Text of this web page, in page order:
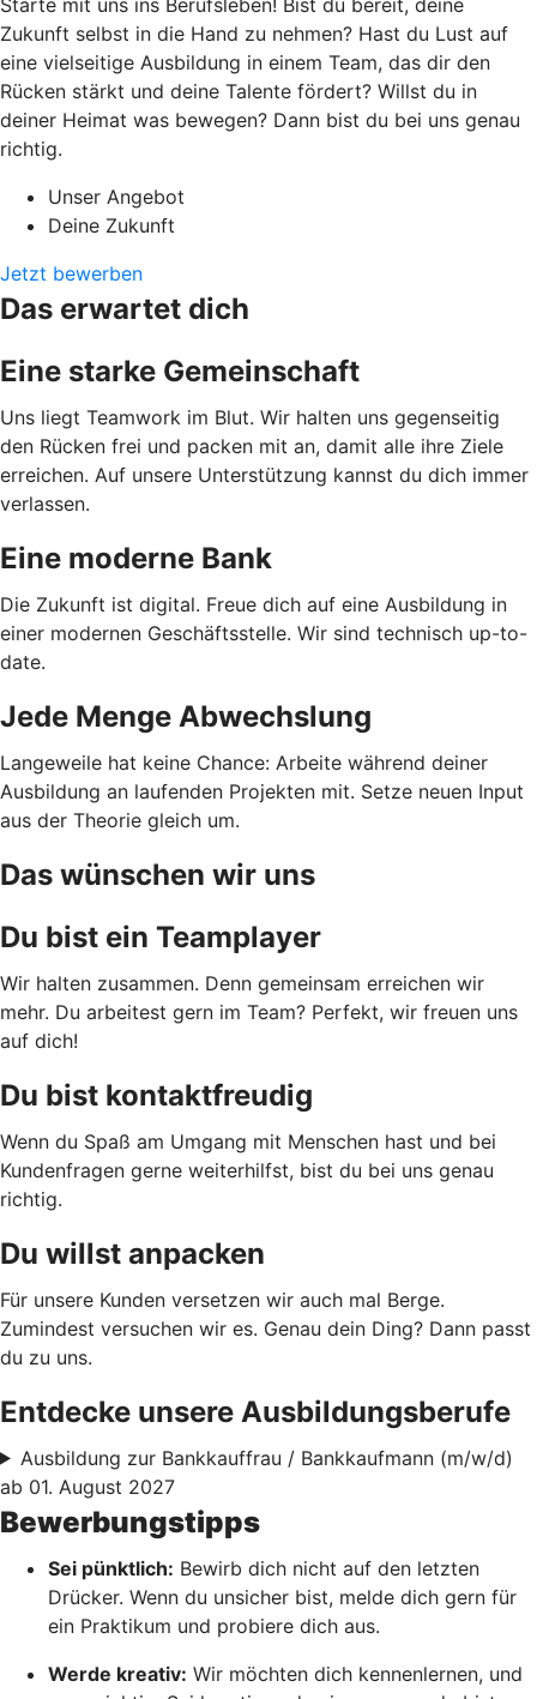
Zukunft selbst in die Hand zu nehmen? Hast du Lust auf
eine vielseitige Ausbildung in einem Team, das dir den
Rücken stärkt und deine Talente fördert? Willst du in
deiner Heimat was bewegen? Dann bist du bei uns genau
richtig.
Unser Angebot
Deine Zukunft
Jetzt bewerben
Das erwartet dich
Eine starke Gemeinschaft
Uns liegt Teamwork im Blut. Wir halten uns gegenseitig
den Rücken frei und packen mit an, damit alle ihre Ziele
erreichen. Auf unsere Unterstützung kannst du dich immer
verlassen.
Eine moderne Bank
Die Zukunft ist digital. Freue dich auf eine Ausbildung in
einer modernen Geschäftsstelle. Wir sind technisch up-to-
date.
Jede Menge Abwechslung
Langeweile hat keine Chance: Arbeite während deiner
Ausbildung an laufenden Projekten mit. Setze neuen Input
aus der Theorie gleich um.
Das wünschen wir uns
Du bist ein Teamplayer
Wir halten zusammen. Denn gemeinsam erreichen wir
mehr. Du arbeitest gern im Team? Perfekt, wir freuen uns
auf dich!
Du bist kontaktfreudig
Wenn du Spaß am Umgang mit Menschen hast und bei
Kundenfragen gerne weiterhilfst, bist du bei uns genau
richtig.
Du willst anpacken
Für unsere Kunden versetzen wir auch mal Berge.
Zumindest versuchen wir es. Genau dein Ding? Dann passt
du zu uns.
Entdecke unsere Ausbildungsberufe
Ausbildung zur Bankkauffrau / Bankkaufmann (m/w/d)
ab 01. August 2027
Bewerbungstipps
Sei pünktlich: Bewirb dich nicht auf den letzten
Drücker. Wenn du unsicher bist, melde dich gern für
ein Praktikum und probiere dich aus.
Werde kreativ: Wir möchten dich kennenlernen, und